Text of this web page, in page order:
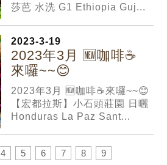
莎芭 水洗 G1 Ethiopia Guj...
2023-3-19
2023年3月 🆕咖啡☕️
來囉~~😊
2023年3月 🆕咖啡☕️來囉~~😊
【宏都拉斯】小石頭莊園 日曬
Honduras La Paz Sant...
4 5 6 7 8 9